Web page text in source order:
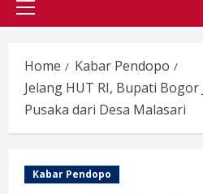
Primary
Home
Kabar Pendopo
Jelang HUT RI, Bupati
Pusaka dari Desa Malasari
Kabar Pendopo